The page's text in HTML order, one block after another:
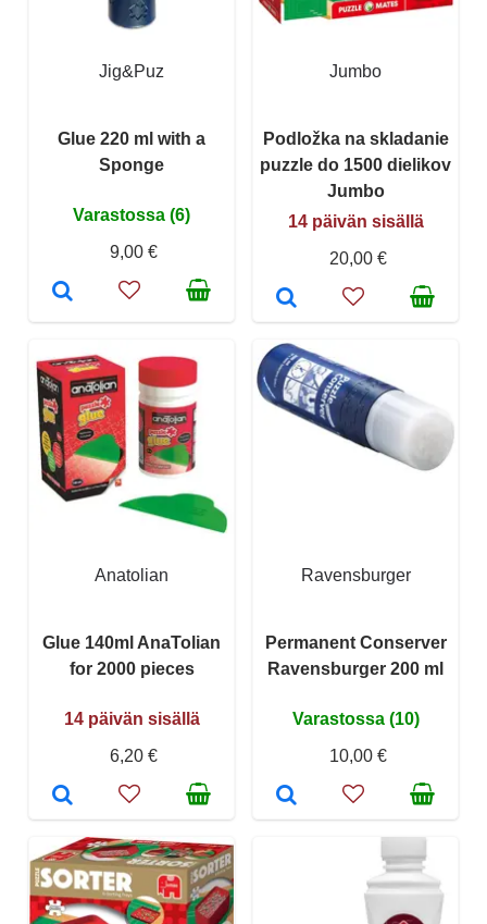
Jig&Puz
Glue 220 ml with a
Sponge
Varastossa (6)
9,00 €
Jumbo
Podložka na skladanie
puzzle do 1500 dielikov
Jumbo
14 päivän sisällä
20,00 €
Anatolian
Glue 140ml AnaTolian
for 2000 pieces
14 päivän sisällä
6,20 €
Ravensburger
Permanent Conserver
Ravensburger 200 ml
Varastossa (10)
10,00 €